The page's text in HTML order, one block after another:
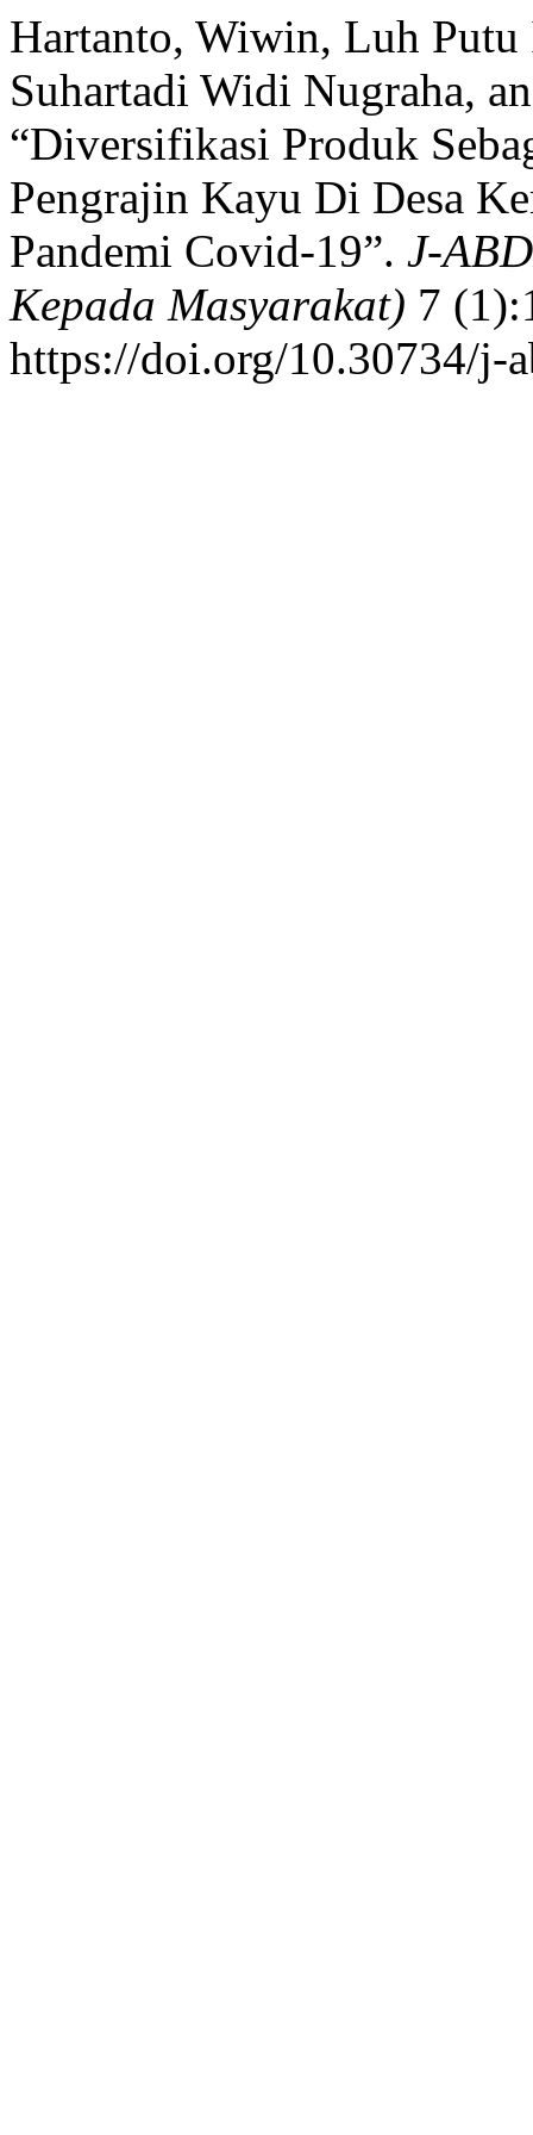
Hartanto, Wiwin, Luh
Suhartadi Widi Nugraha,
“Diversifikasi Produk
Pengrajin Kayu Di Desa
Pandemi Covid-19”. J-
Kepada Masyarakat) 7
https://doi.org/10.30734/j-